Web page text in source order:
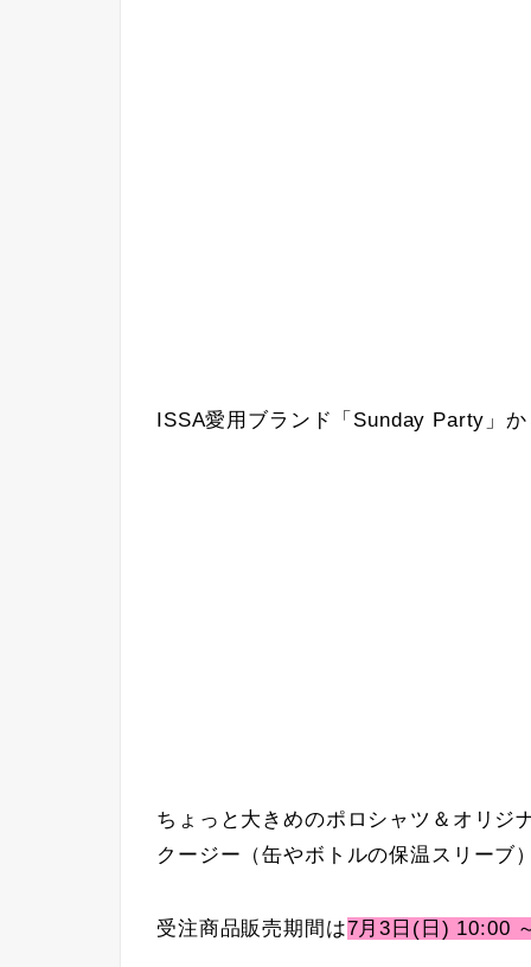
ISSA愛用ブランド「Sunday Party」
ちょっと大きめのポロシャツ＆オリジ
クージー（缶やボトルの保温スリーブ
受注商品販売期間は7月3日(日) 10:00